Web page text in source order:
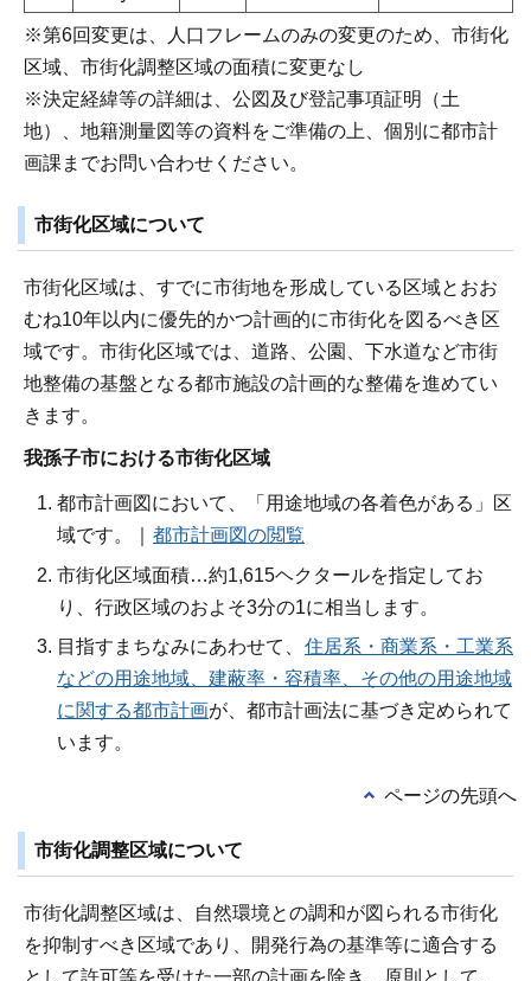
※第6回変更は、人口フレームのみの変更のため、市街化
区域、市街化調整区域の面積に変更なし
※決定経緯等の詳細は、公図及び登記事項証明（土
地）、地籍測量図等の資料をご準備の上、個別に都市計
画課までお問い合わせください。
市街化区域について
市街化区域は、すでに市街地を形成している区域とおお
むね10年以内に優先的かつ計画的に市街化を図るべき区
域です。市街化区域では、道路、公園、下水道など市街
地整備の基盤となる都市施設の計画的な整備を進めてい
きます。
我孫子市における市街化区域
都市計画図において、「用途地域の各着色がある」区
域です。｜ 都市計画図の閲覧
市街化区域面積…約1,615ヘクタールを指定してお
り、行政区域のおよそ3分の1に相当します。
目指すまちなみにあわせて、 住居系・商業系・工業系
などの用途地域、建蔽率・容積率、その他の用途地域
に関する都市計画が、都市計画法に基づき定められて
います。
ページの先頭へ
市街化調整区域について
市街化調整区域は、自然環境との調和が図られる市街化
を抑制すべき区域であり、開発行為の基準等に適合する
として許可等を受けた一部の計画を除き、原則として、